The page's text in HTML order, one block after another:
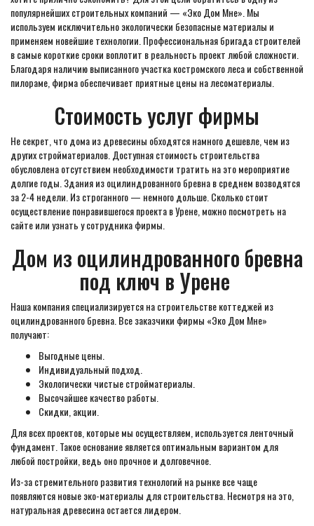
популярнейших строительных компаний — «Эко Дом Мне». Мы
используем исключительно экологически безопасные материалы и
применяем новейшие технологии. Профессиональная бригада строителей
в самые короткие сроки воплотит в реальность проект любой сложности.
Благодаря наличию выписанного участка костромского леса и собственной
пилораме, фирма обеспечивает приятные цены на лесоматериалы.
Стоимость услуг фирмы
Не секрет, что дома из древесины обходятся намного дешевле, чем из
других стройматериалов. Доступная стоимость строительства
обусловлена отсутствием необходимости тратить на это мероприятие
долгие годы. Здания из оцилиндрованного бревна в среднем возводятся
за 2-4 недели. Из строганного — немного дольше. Сколько стоит
осуществление понравившегося проекта в Урене, можно посмотреть на
сайте или узнать у сотрудника фирмы.
Дом из оцилиндрованного бревна
под ключ в Урене
Наша компания специализируется на строительстве коттеджей из
оцилиндрованного бревна. Все заказчики фирмы «Эко Дом Мне»
получают:
Выгодные цены.
Индивидуальный подход.
Экологически чистые стройматериалы.
Высочайшее качество работы.
Скидки, акции.
Для всех проектов, которые мы осуществляем, используется ленточный
фундамент. Такое основание является оптимальным вариантом для
любой постройки, ведь оно прочное и долговечное.
Из-за стремительного развития технологий на рынке все чаще
появляются новые эко-материалы для строительства. Несмотря на это,
натуральная древесина остается лидером.